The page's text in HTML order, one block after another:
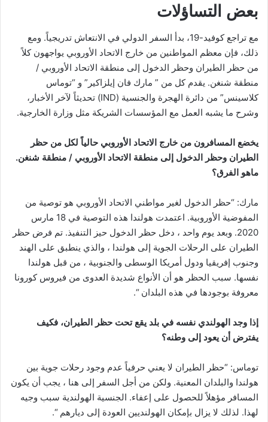
بعض التساؤلات
مع تراجع كوفيد-19، بدأ السفر الدولي في الانتعاش تدريجياً. ومع
ذلك، فإن معظم المواطنين من خارج الاتحاد الأوروبي يواجهون كلاً
من حظر الطيران وحظر الدخول إلى منطقة الاتحاد الأوروبي /
منطقة شنغن. يقدم كل من ” مارك فان إيلزاكير” و “توماس
كلاسينس” من دائرة الهجرة والجنسية (IND) تحديثاً لآخر الأخبار،
وشرح ما يشبه العمل مع المؤسسات الشريكة مثل وزارة الخارجية.
يخضع المسافرون من خارج الاتحاد الأوروبي حالياً لكل من حظر
الطيران وحظر الدخول إلى منطقة الاتحاد الأوروبي / منطقة شنغن.
ماهو الفرق؟
مارك: “حظر الدخول لغير مواطني الاتحاد الأوروبي هو توصية من
المفوضية الأوروبية. اعتمدت هولندا هذه التوصية في 18 مارس
2020. وبعد يوم واحد ، دخل حظر الدخول حيز التنفيذ. تم فرض حظر
الطيران على الرحلات الجوية إلى هولندا ، والذي ينطبق على الهند
وجنوب إفريقيا ودول أمريكا الوسطى والجنوبية ، من قبل هولندا
نفسها. سبب الحظر هو أن الأنواع شديدة العدوى من فيروس كورونا
معروفة بوجودها في هذه البلدان “.
إذا وجد الهولندي نفسه في بلد يقع تحت حظر الطيران، فكيف
يفترض أن يعود إلى وطنه؟
توماس: “حظر الطيران لا يعني حرفياً عدم وجود رحلات جوية بين
هولندا والبلدان المعنية. ولكن من أجل السفر إلى هنا ، يجب أن يكون
المسافر مؤهلاً للحصول على إعفاء. الجنسية الهولندية سبب وجيه
لهذا. لذلك لا يزال بإمكان الهولنديين العودة إلى ديارهم “.